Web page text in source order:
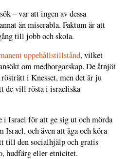
– var att ingen av dessa
än miserabla. Faktum är att
till jobb och skola.
uppehållstillstånd, vilket
om medborgarskap. De åtnjöt
i Knesset, men det är ju
de vill rösta i israeliska
i Israel för att ge sig ut och mörda
och även att äga och köra
till den socialhjälp och gratis
hudfärg eller etnicitet.